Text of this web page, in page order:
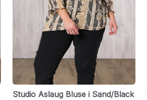
Studio Aslaug Bluse i Sand/Black